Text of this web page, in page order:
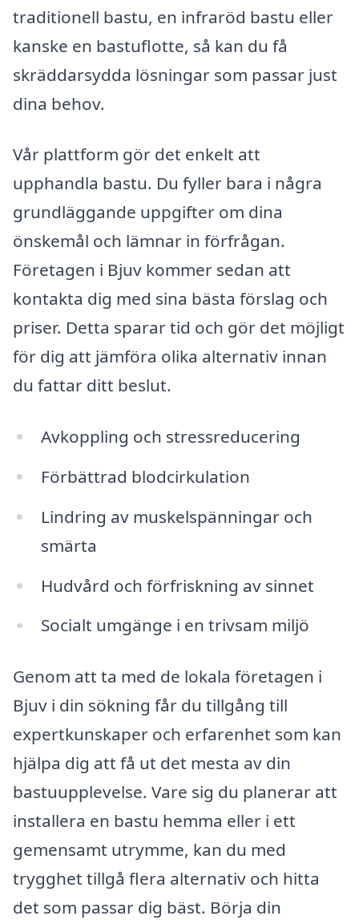
traditionell bastu, en infraröd bastu eller
kanske en bastuflotte, så kan du få
skräddarsydda lösningar som passar just
dina behov.
Vår plattform gör det enkelt att
upphandla bastu. Du fyller bara i några
grundläggande uppgifter om dina
önskemål och lämnar in förfrågan.
Företagen i Bjuv kommer sedan att
kontakta dig med sina bästa förslag och
priser. Detta sparar tid och gör det möjligt
för dig att jämföra olika alternativ innan
du fattar ditt beslut.
Avkoppling och stressreducering
Förbättrad blodcirkulation
Lindring av muskelspänningar och
smärta
Hudvård och förfriskning av sinnet
Socialt umgänge i en trivsam miljö
Genom att ta med de lokala företagen i
Bjuv i din sökning får du tillgång till
expertkunskaper och erfarenhet som kan
hjälpa dig att få ut det mesta av din
bastuupplevelse. Vare sig du planerar att
installera en bastu hemma eller i ett
gemensamt utrymme, kan du med
trygghet tillgå flera alternativ och hitta
det som passar dig bäst. Börja din